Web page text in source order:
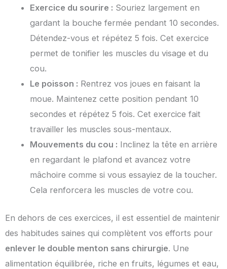
Exercice du sourire : Souriez largement en
gardant la bouche fermée pendant 10 secondes.
Détendez-vous et répétez 5 fois. Cet exercice
permet de tonifier les muscles du visage et du
cou.
Le poisson : Rentrez vos joues en faisant la
moue. Maintenez cette position pendant 10
secondes et répétez 5 fois. Cet exercice fait
travailler les muscles sous-mentaux.
Mouvements du cou : Inclinez la tête en arrière
en regardant le plafond et avancez votre
mâchoire comme si vous essayiez de la toucher.
Cela renforcera les muscles de votre cou.
En dehors de ces exercices, il est essentiel de maintenir
des habitudes saines qui complètent vos efforts pour
enlever le double menton sans chirurgie. Une
alimentation équilibrée, riche en fruits, légumes et eau,